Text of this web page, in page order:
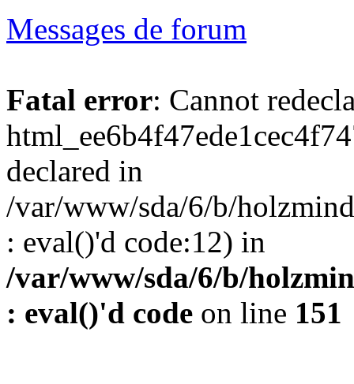
Messages de forum
Fatal error: Cannot
declared in
/var/www/sda/6/b/
: eval()'d code:12) in
/var/www/sda/6/b/
: eval()'d code on line 151